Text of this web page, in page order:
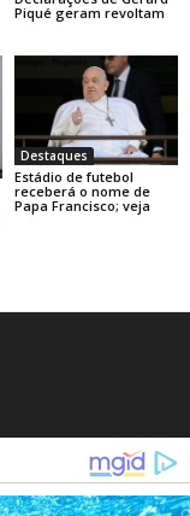
Piqué geram revoltam
Destaques
Estádio de futebol
receberá o nome de
Papa Francisco; veja